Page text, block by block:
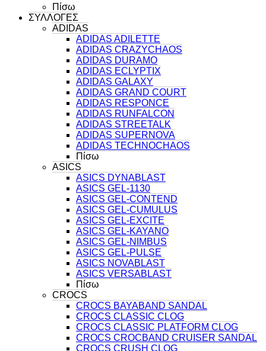
Πίσω
ΣΥΛΛΟΓΕΣ
ADIDAS
ADIDAS ADILETTE
ADIDAS CRAZYCHAOS
ADIDAS DURAMO
ADIDAS ECLYPTIX
ADIDAS GALAXY
ADIDAS GRAND COURT
ADIDAS RESPONCE
ADIDAS RUNFALCON
ADIDAS STREETALK
ADIDAS SUPERNOVA
ADIDAS TECHNOCHAOS
Πίσω
ASICS
ASICS DYNABLAST
ASICS GEL-1130
ASICS GEL-CONTEND
ASICS GEL-CUMULUS
ASICS GEL-EXCITE
ASICS GEL-KAYANO
ASICS GEL-NIMBUS
ASICS GEL-PULSE
ASICS NOVABLAST
ASICS VERSABLAST
Πίσω
CROCS
CROCS BAYABAND SANDAL
CROCS CLASSIC CLOG
CROCS CLASSIC PLATFORM CLOG
CROCS CROCBAND CRUISER SANDAL
CROCS CRUSH CLOG